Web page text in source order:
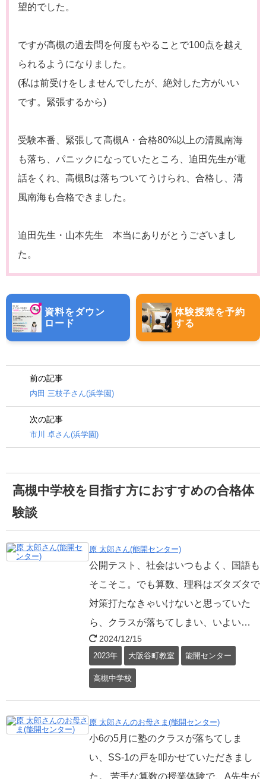
望的でした。
ですが高槻の過去問を何度もやることで100点を越え
られるようになりました。
(私は前受けをしませんでしたが、絶対した方がいい
です。緊張するから)
受験本番、緊張して高槻A・合格80%以上の清風南海
も落ち、パニックになっていたところ、迫田先生が電
話をくれ、高槻Bは落ちついてうけられ、合格し、清
風南海も合格できました。
迫田先生・山本先生 本当にありがとうございまし
た。
資料をダウン
ロード
体験授業を予約
する
前の記事
内田 三枝子さん(浜学園)
次の記事
市川 卓さん(浜学園)
高槻中学校を目指す方におすすめの合格体
験談
原 太郎さん(能開センター)
公開テスト、社会はいつもよく、国語も
そこそこ。でも算数、理科はズタズタで
対策打たなきゃいけないと思っていた
ら、クラスが落ちてしまい、いよい…
2024/12/15
2023年 大阪谷町教室 能開センター
高槻中学校
原 太郎さんのお母さま(能開センター)
小6の5月に塾のクラスが落ちてしま
い、SS-1の戸を叩かせていただきまし
た。 苦手な算数の授業体験で、A先生が